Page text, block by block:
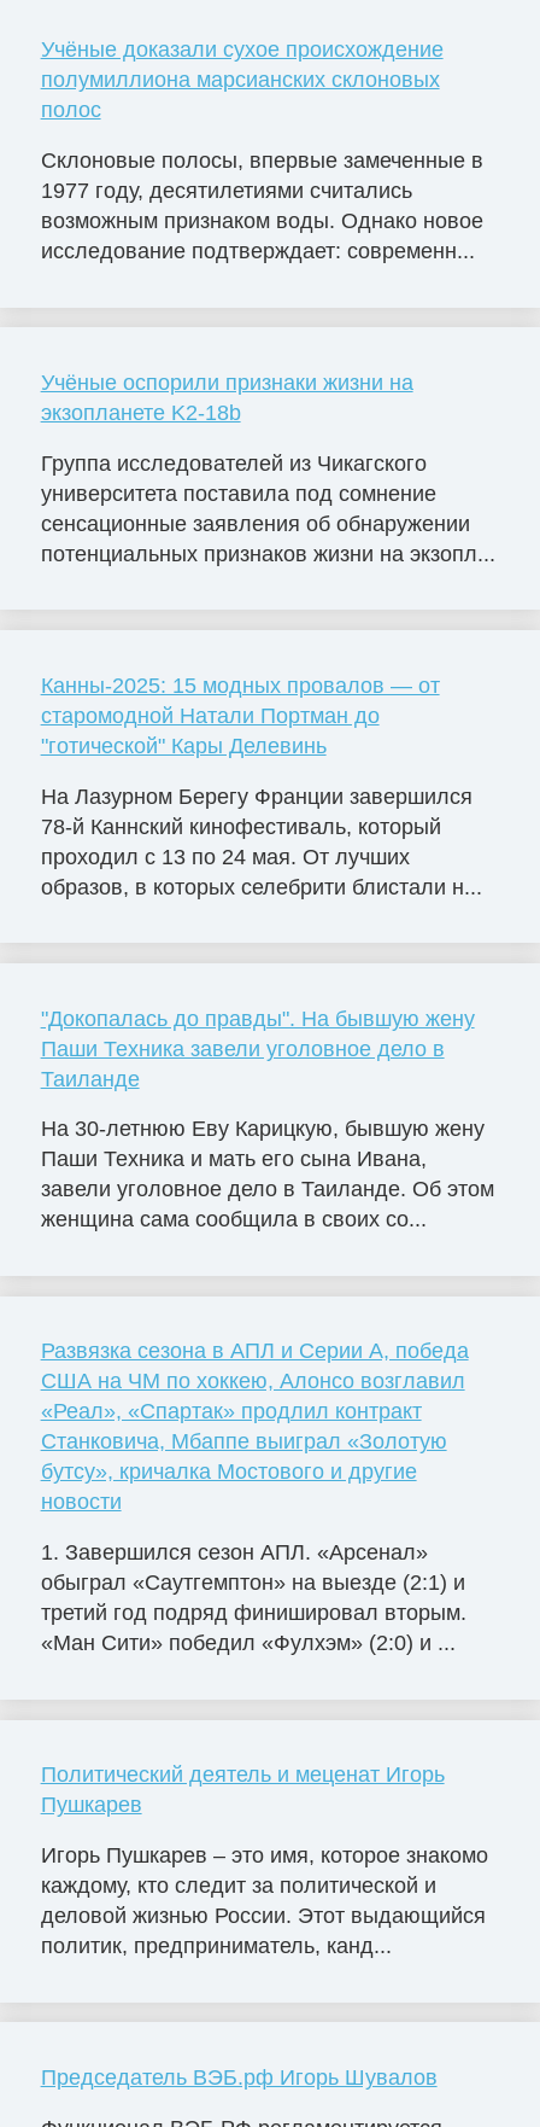
Учёные доказали сухое происхождение
полумиллиона марсианских склоновых
полос
Склоновые полосы, впервые замеченные в
1977 году, десятилетиями считались
возможным признаком воды. Однако новое
исследование подтверждает: современн...
Учёные оспорили признаки жизни на
экзопланете K2-18b
Группа исследователей из Чикагского
университета поставила под сомнение
сенсационные заявления об обнаружении
потенциальных признаков жизни на экзопл...
Канны-2025: 15 модных провалов — от
старомодной Натали Портман до
"готической" Кары Делевинь
На Лазурном Берегу Франции завершился
78-й Каннский кинофестиваль, который
проходил с 13 по 24 мая. От лучших
образов, в которых селебрити блистали н...
"Докопалась до правды". На бывшую жену
Паши Техника завели уголовное дело в
Таиланде
На 30-летнюю Еву Карицкую, бывшую жену
Паши Техника и мать его сына Ивана,
завели уголовное дело в Таиланде. Об этом
женщина сама сообщила в своих со...
Развязка сезона в АПЛ и Серии А, победа
США на ЧМ по хоккею, Алонсо возглавил
«Реал», «Спартак» продлил контракт
Станковича, Мбаппе выиграл «Золотую
бутсу», кричалка Мостового и другие
новости
1. Завершился сезон АПЛ. «Арсенал»
обыграл «Саутгемптон» на выезде (2:1) и
третий год подряд финишировал вторым.
«Ман Сити» победил «Фулхэм» (2:0) и ...
Политический деятель и меценат Игорь
Пушкарев
Игорь Пушкарев – это имя, которое знакомо
каждому, кто следит за политической и
деловой жизнью России. Этот выдающийся
политик, предприниматель, канд...
Председатель ВЭБ.рф Игорь Шувалов